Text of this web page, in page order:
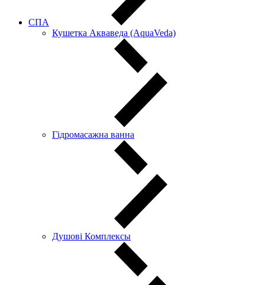
СПА
Кушетка Акваведа (AquaVeda)
Гідромасажна ванна
Душові Комплексы